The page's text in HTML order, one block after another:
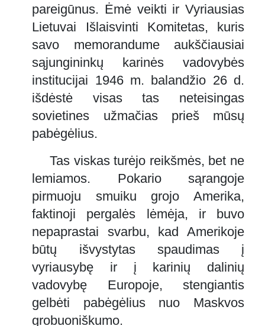
pareigūnus. Ėmė veikti ir Vyriausias
Lietuvai Išlaisvinti Komitetas, kuris
savo memorandume aukščiausiai
sąjungininkų karinės vadovybės
institucijai 1946 m. balandžio 26 d.
išdėstė visas tas neteisingas
sovietines užmačias prieš mūsų
pabėgėlius.
Tas viskas turėjo reikšmės, bet ne
lemiamos. Pokario sąrangoje
pirmuoju smuiku grojo Amerika,
faktinoji pergalės lėmėja, ir buvo
nepaprastai svarbu, kad Amerikoje
būtų išvystytas spaudimas į
vyriausybę ir į karinių dalinių
vadovybę Europoje, stengiantis
gelbėti pabėgėlius nuo Maskvos
grobuoniškumo.